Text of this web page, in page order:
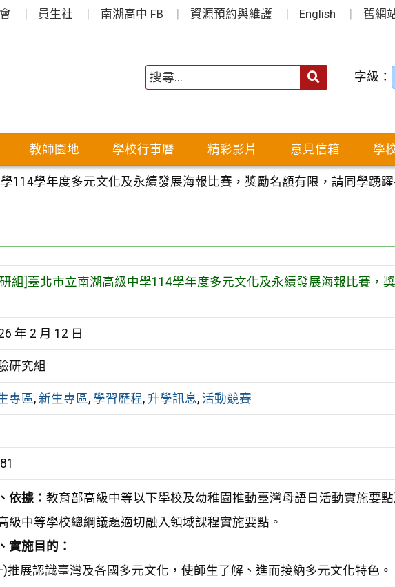
員生社 南湖高中 FB 資源預約與維護 English 舊網
字級：
教師園地 學校行事曆 精彩影片 意見信箱 學
114學年度多元文化及永續發展海報比賽，獎勵名額有限，請同學踴
研組]臺北市立南湖高級中學114學年度多元文化及永續發展海報比賽，
年 2 月 12 日
研究組
專區, 新生專區, 學習歷程, 升學訊息, 活動競賽
依據： 教育部高級中等以下學校及幼稚園推動臺灣母語日活動實施要
級中等學校總綱議題適切融入領域課程實施要點。
實施目的：
)推展認識臺灣及各國多元文化，使師生了解、進而接納多元文化特色。